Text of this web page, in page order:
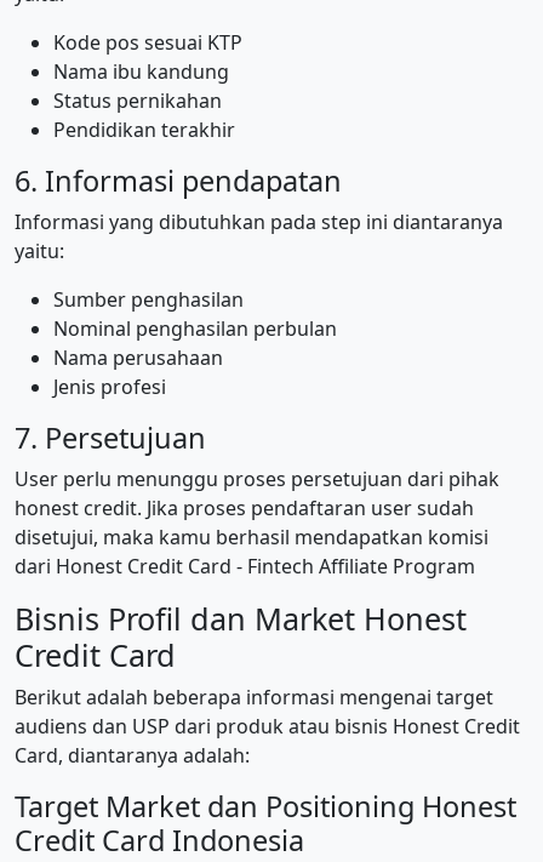
Kode pos sesuai KTP
Nama ibu kandung
Status pernikahan
Pendidikan terakhir
6. Informasi pendapatan
Informasi yang dibutuhkan pada step ini diantaranya
yaitu:
Sumber penghasilan
Nominal penghasilan perbulan
Nama perusahaan
Jenis profesi
7. Persetujuan
User perlu menunggu proses persetujuan dari pihak
honest credit. Jika proses pendaftaran user sudah
disetujui, maka kamu berhasil mendapatkan komisi
dari Honest Credit Card - Fintech Affiliate Program
Bisnis Profil dan Market Honest
Credit Card
Berikut adalah beberapa informasi mengenai target
audiens dan USP dari produk atau bisnis Honest Credit
Card, diantaranya adalah:
Target Market dan Positioning Honest
Credit Card Indonesia